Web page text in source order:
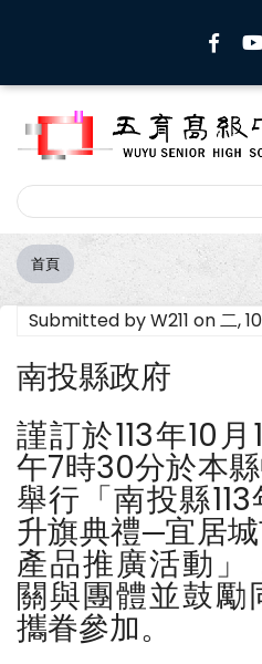
內
Search
Search
導
航
連
首頁
Submitted byW211 on二,
南投縣政府
謹訂於113年10
午7時30分於本
舉行「南投縣
升旗典禮─宜居
產品推廣活動」
關與團體並鼓勵
攜眷參加。